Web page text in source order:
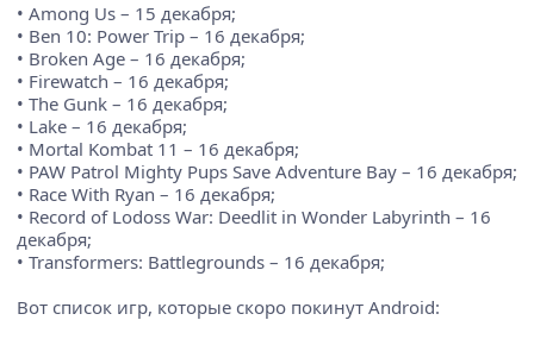
• Among Us – 15 декабря;
• Ben 10: Power Trip – 16 декабря;
• Broken Age – 16 декабря;
• Firewatch – 16 декабря;
• The Gunk – 16 декабря;
• Lake – 16 декабря;
• Mortal Kombat 11 – 16 декабря;
• PAW Patrol Mighty Pups Save Adventure Bay – 16 декабря;
• Race With Ryan – 16 декабря;
• Record of Lodoss War: Deedlit in Wonder Labyrinth – 16
декабря;
• Transformers: Battlegrounds – 16 декабря;
Вот список игр, которые скоро покинут Android: